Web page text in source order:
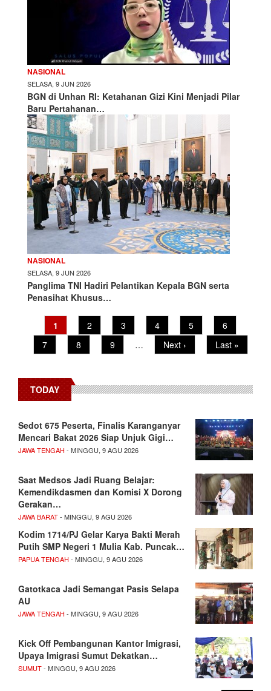
NASIONAL
SELASA, 9 JUN 2026
BGN di Unhan RI: Ketahanan Gizi Kini Menjadi Pilar
Baru Pertahanan…
NASIONAL
SELASA, 9 JUN 2026
Panglima TNI Hadiri Pelantikan Kepala BGN serta
Penasihat Khusus…
PaginationCurrent
page
1 Page
2 Page
3 Page
4 Page
5 Page
6
Page
7 Page
8 Page
9 …
Next
page
Next ›
Last
page
Last »
TODAY
Sedot 675 Peserta, Finalis Karanganyar
Mencari Bakat 2026 Siap Unjuk Gigi…
JAWA TENGAH - MINGGU, 9 AGU 2026
Saat Medsos Jadi Ruang Belajar:
Kemendikdasmen dan Komisi X Dorong
Gerakan…
JAWA BARAT- MINGGU, 9 AGU 2026
Kodim 1714/PJ Gelar Karya Bakti Merah
Putih SMP Negeri 1 Mulia Kab. Puncak…
PAPUA TENGAH - MINGGU, 9 AGU 2026
Gatotkaca Jadi Semangat Pasis Selapa
AU
JAWA TENGAH - MINGGU, 9 AGU 2026
Kick Off Pembangunan Kantor Imigrasi,
Upaya Imigrasi Sumut Dekatkan…
SUMUT- MINGGU, 9 AGU 2026